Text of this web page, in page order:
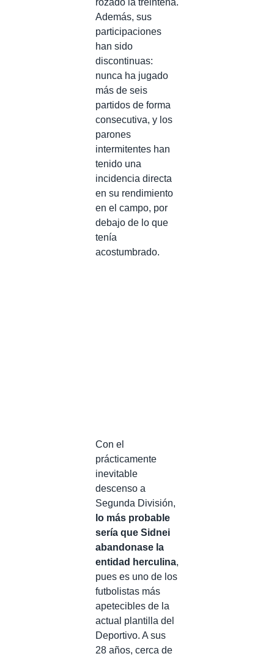
rozado la treintena.
Además, sus
participaciones
han sido
discontinuas:
nunca ha jugado
más de seis
partidos de forma
consecutiva, y los
parones
intermitentes han
tenido una
incidencia directa
en su rendimiento
en el campo, por
debajo de lo que
tenía
acostumbrado.
Con el
prácticamente
inevitable
descenso a
Segunda División,
lo más probable
sería que Sidnei
abandonase la
entidad herculina,
pues es uno de los
futbolistas más
apetecibles de la
actual plantilla del
Deportivo. A sus
28 años, cerca de